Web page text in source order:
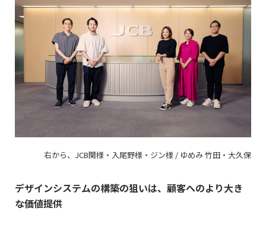
右から、JCB関様・入尾野様・ジン様 / ゆめみ 竹田・大久保
デザインシステムの構築の狙いは、顧客へのより大き
な価値提供